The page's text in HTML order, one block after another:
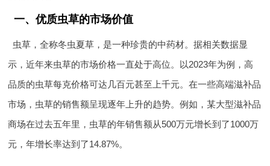
一、优质虫草的市场价值
虫草，全称冬虫夏草，是一种珍贵的中药材。据相关数据显
示，近年来虫草的市场价格一直处于高位。以2023年为例，高
品质的虫草每克价格可达几百元甚至上千元。在一些高端滋补品
市场，虫草的销售额呈现逐年上升的趋势。例如，某大型滋补品
商场在过去五年里，虫草的年销售额从500万元增长到了1000万
元，年增长率达到了14.87%。